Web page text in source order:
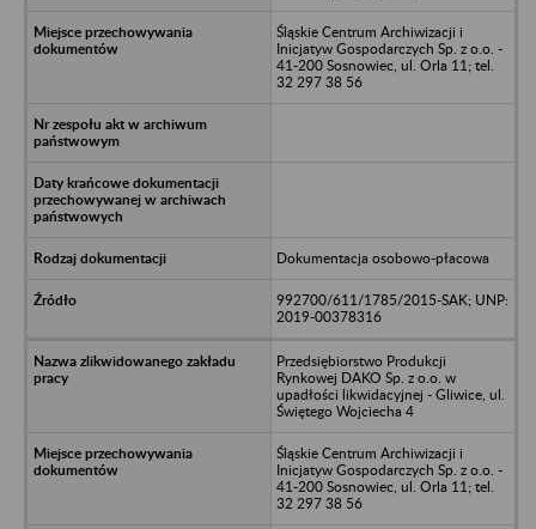
Śląskie Centrum Archiwizacji i
Inicjatyw Gospodarczych Sp. z o.o. -
41-200 Sosnowiec, ul. Orla 11; tel.
32 297 38 56
Dokumentacja osobowo-płacowa
992700/611/1785/2015-SAK; UNP:
2019-00378316
Przedsiębiorstwo Produkcji
Rynkowej DAKO Sp. z o.o. w
upadłości likwidacyjnej - Gliwice, ul.
Świętego Wojciecha 4
Śląskie Centrum Archiwizacji i
Inicjatyw Gospodarczych Sp. z o.o. -
41-200 Sosnowiec, ul. Orla 11; tel.
32 297 38 56